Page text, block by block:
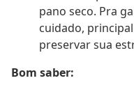
pano seco. Pra
cuidado,
preservar sua
Bom saber: